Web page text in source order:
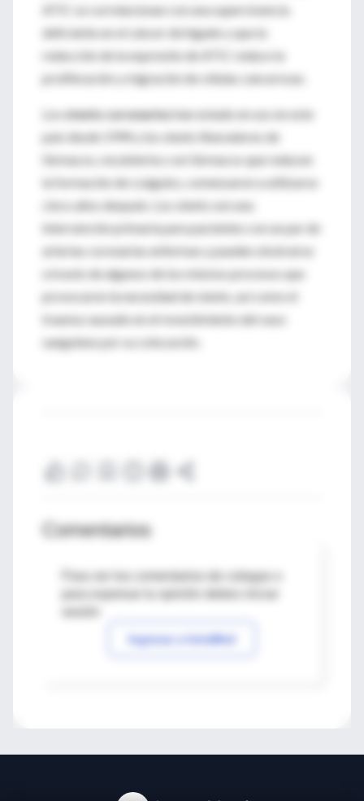
ATIC se correlacionan con una supervivencia
deficiente en el cáncer de hígado y que la
reducción de la expresión de ATIC reduce la
proliferación y migración de células cancerosas.
Los stents coronarioshan estado en uso en este
país desde 1994 y los stents liberadores de
fármacos, recubiertos con fármacos que reducen
la formación de coágulos, comenzaron a utilizarse
cinco años después. Los stents son una
intervención primaria para pacientes con un par de
arterias coronarias enfermas y pueden obstruirse
a través de algunos de los mismos procesos que
provocaron la necesidad de stents, así como el
trauma causado en el revestimiento del vaso
sanguíneo por su colocación.
Comentarios
Para ver los comentarios de colegas o
Ingresar a IntraMed